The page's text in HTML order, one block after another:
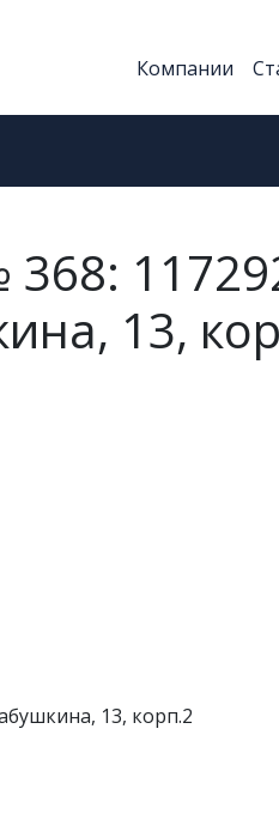
Компании
13,
13, корп.2